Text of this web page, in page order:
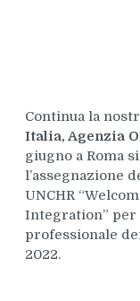
Continua la
Italia, Agenzia
giugno a Roma
l’assegnazione
UNCHR
Integration” per
professionale
2022.